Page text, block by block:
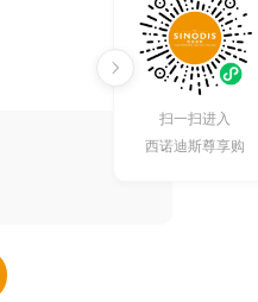
扫一扫进入
西诺迪斯尊享购